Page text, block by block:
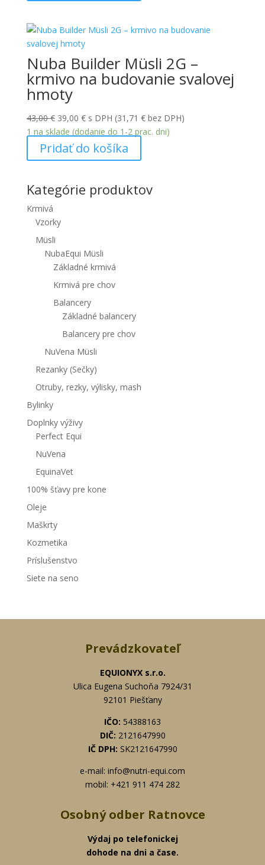
Nuba Builder Müsli 2G –
krmivo na budovanie svalovej
hmoty
43,00€ Pôvodná
cena
bola:
43,00 €.
39,00 €Aktuálna
cena
je:
39,00 €.
s DPH (31,71 €bez DPH)
1 na sklade (dodanie do 1-2 prac. dni)
Pridať do košíka
Kategórie produktov
Krmivá
Vzorky
Müsli
NubaEqui Müsli
Základné krmivá
Krmivá pre chov
Balancery
Základné balancery
Balancery pre chov
NuVena Müsli
Rezanky (Sečky)
Otruby, rezky, výlisky, mash
Bylinky
Doplnky výživy
Perfect Equi
NuVena
EquinaVet
100% šťavy pre kone
Oleje
Maškrty
Kozmetika
Príslušenstvo
Siete na seno
Prevádzkovateľ
EQUIONYX s.r.o.
Ulica Eugena Suchoňa 7924/31
92101 Piešťany
IČO: 54388163
DIČ: 2121647990
IČ DPH: SK2121647990
e-mail: info@nutri-equi.com
mobil: +421 911 474 282
Osobný odber Ratnovce
Výdaj po telefonickej
dohode na dni a čase.